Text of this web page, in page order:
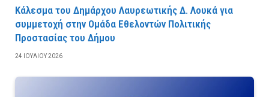
Κάλεσμα του Δημάρχου Λαυρεωτικής Δ. Λουκά για
συμμετοχή στην Ομάδα Εθελοντών Πολιτικής
Προστασίας του Δήμου
24 ΙΟΥΛΊΟΥ 2026